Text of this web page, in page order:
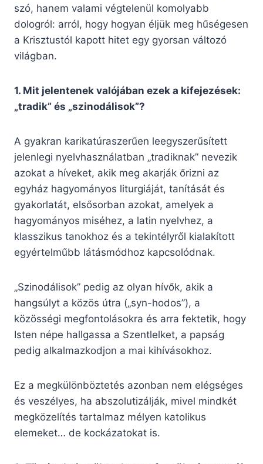
szó, hanem valami végtelenül komolyabb
dologról: arról, hogy hogyan éljük meg hűségesen
a Krisztustól kapott hitet egy gyorsan változó
világban.
1. Mit jelentenek valójában ezek a kifejezések:
„tradik” és „szinodálisok”?
A gyakran karikatúraszerűen leegyszerűsített
jelenlegi nyelvhasználatban „tradiknak” nevezik
azokat a híveket, akik meg akarják őrizni az
egyház hagyományos liturgiáját, tanítását és
gyakorlatát, elsősorban azokat, amelyek a
hagyományos miséhez, a latin nyelvhez, a
klasszikus tanokhoz és a tekintélyről kialakított
egyértelműbb látásmódhoz kapcsolódnak.
„Szinodálisok” pedig az olyan hívők, akik a
hangsúlyt a közös útra („syn-hodos”), a
közösségi megfontolásokra és arra fektetik, hogy
Isten népe hallgassa a Szentlelket, a papság
pedig alkalmazkodjon a mai kihívásokhoz.
Ez a megkülönböztetés azonban nem elégséges
és veszélyes, ha abszolutizálják, mivel mindkét
megközelítés tartalmaz mélyen katolikus
elemeket… de kockázatokat is.